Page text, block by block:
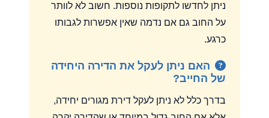
ניתן לחדשו לתקופות נוספות. חשוב לא לוותר
על החוב גם אם נדמה שאין אפשרות לגבותו
כרגע.
האם ניתן לעקל את הדירה היחידה
של החייב?
בדרך כלל לא ניתן לעקל דירת מגורים יחידה,